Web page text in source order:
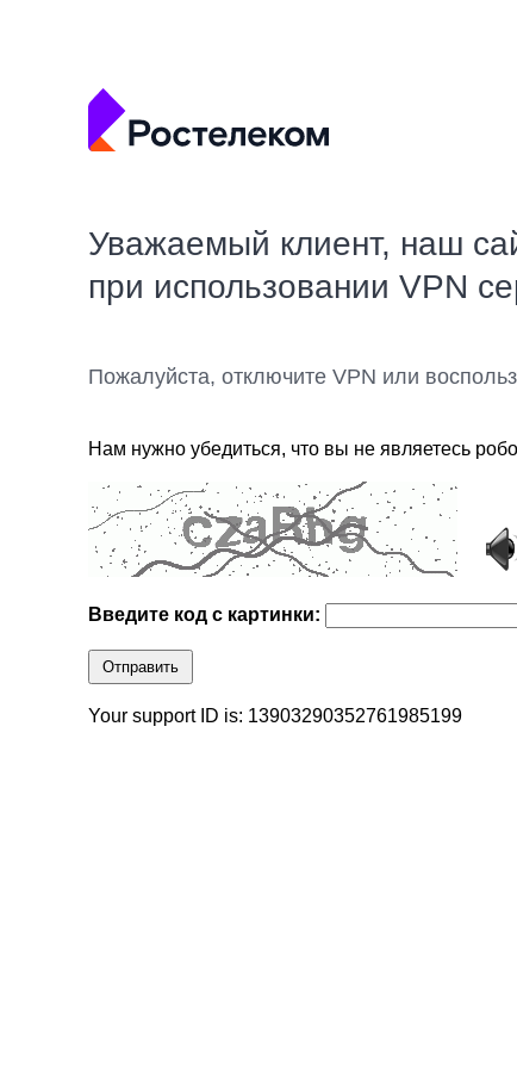
Уважаемый клиент, наш
при использовании VPN
Пожалуйста, отключите VPN или
Нам нужно убедиться, что вы не являетесь
Введите код с картинки:
Отправить
Your support ID is: 13903290352761985199